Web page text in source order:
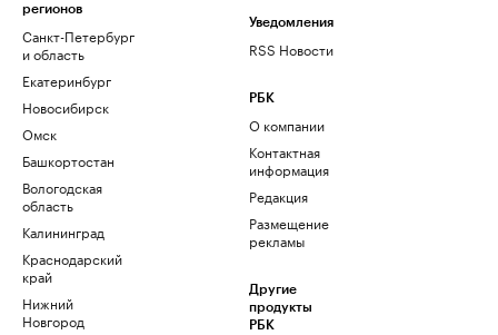
регионов
Санкт-Петербург
и область
Екатеринбург
Новосибирск
Омск
Башкортостан
Вологодская
область
Калининград
Краснодарский
край
Нижний
Новгород
Уведомления
RSS Новости
РБК
О компании
Контактная
информация
Редакция
Размещение
рекламы
Другие
продукты
РБК